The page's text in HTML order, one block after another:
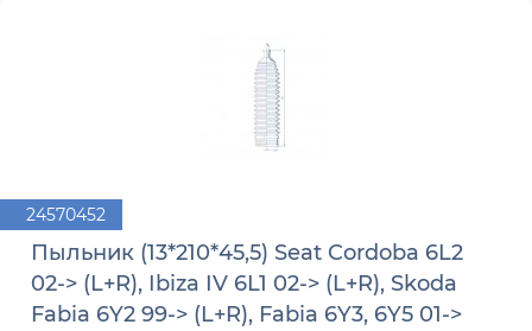
24570452
Пыльник (13*210*45,5) Seat Cordoba 6L2
02-> (L+R), Ibiza IV 6L1 02-> (L+R), Skoda
Fabia 6Y2 99-> (L+R), Fabia 6Y3, 6Y5 01->